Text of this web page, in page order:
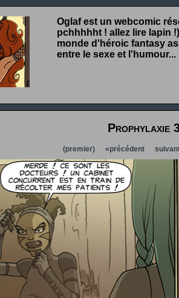
Oglaf est un webcomic
pchhhhht ! allez lire lapin
monde d'héroic fantasy
entre le sexe et l'humour...
Prophylaxie
(premier) «précédent